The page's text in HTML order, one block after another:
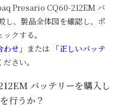
Presario CQ60-212EM バ
し、製品全体図を確認し、ポ
クする。
わせ」 または
「正しいバッテ
さい。
バッテリーを購入し
行うか？